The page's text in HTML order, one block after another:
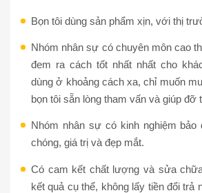
Bọn tôi dùng sản phẩm xịn, với thị
Nhóm nhân sự có chuyên môn cao
đem ra cách tốt nhất nhất cho
dùng ở khoảng cách xa, chỉ muốn
bọn tôi sẵn lòng tham vấn và giúp đỡ
Nhóm nhân sự có kinh nghiệm bảo
chóng, giá trị và đẹp mắt.
Có cam kết chất lượng và sửa
kết quả cụ thể, không lấy tiền đổi trả